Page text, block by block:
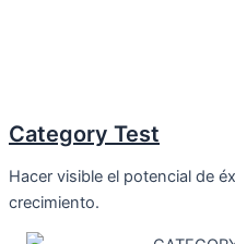
Category Test
Hacer visible el potencial de
crecimiento.